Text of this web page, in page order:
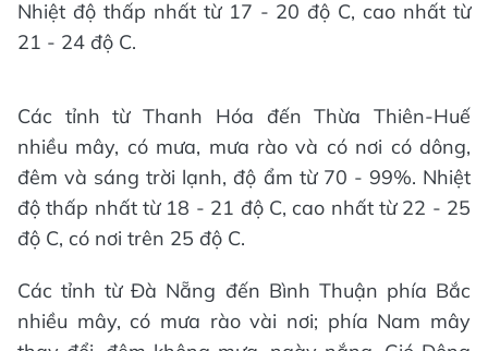
Nhiệt độ thấp nhất từ 17 - 20 độ C, cao nhất từ
21 - 24 độ C.
Các tỉnh từ Thanh Hóa đến Thừa Thiên-Huế
nhiều mây, có mưa, mưa rào và có nơi có dông,
đêm và sáng trời lạnh, độ ẩm từ 70 - 99%. Nhiệt
độ thấp nhất từ 18 - 21 độ C, cao nhất từ 22 - 25
độ C, có nơi trên 25 độ C.
Các tỉnh từ Đà Nẵng đến Bình Thuận phía Bắc
nhiều mây, có mưa rào vài nơi; phía Nam mây